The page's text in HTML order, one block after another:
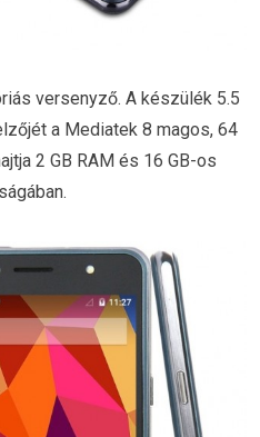
versenyző. A készülék 5.5
a Mediatek 8 magos, 64
2 GB RAM és 16 GB-os